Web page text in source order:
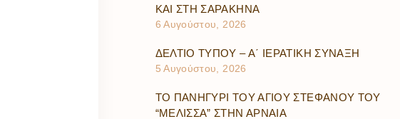
ΚΑΙ ΣΤΗ ΣΑΡΑΚΗΝΑ
6 Αυγούστου, 2026
ΔΕΛΤΙΟ ΤΥΠΟΥ – Α΄ ΙΕΡΑΤΙΚΗ ΣΥΝΑΞΗ
5 Αυγούστου, 2026
ΤΟ ΠΑΝΗΓΥΡΙ ΤΟΥ ΑΓΙΟΥ ΣΤΕΦΑΝΟΥ ΤΟΥ
“ΜΕΛΙΣΣΑ” ΣΤΗΝ ΑΡΝΑΙΑ